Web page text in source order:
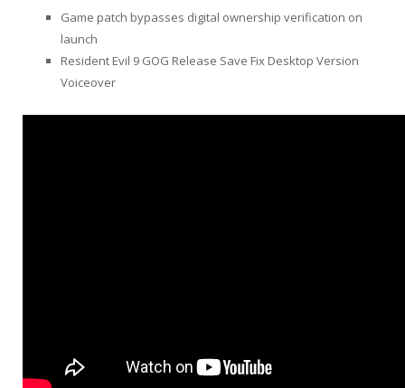
Game patch bypasses digital ownership verification on
launch
Resident Evil 9 GOG Release Save Fix Desktop Version
Voiceover